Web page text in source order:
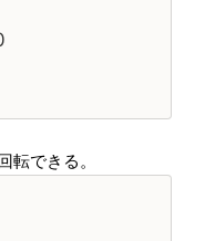
転できる。